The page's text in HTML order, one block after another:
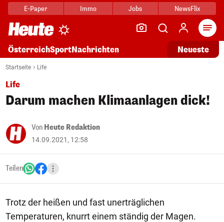
E-Paper Immo Jobs NewsFlix
ÖsterreichSportNachrichten Neueste
Startseite Life
Life
Darum machen Klimaanlagen dick!
Von Heute Redaktion
14.09.2021, 12:58
Teilen
Trotz der heißen und fast unerträglichen
Temperaturen, knurrt einem ständig der Magen.